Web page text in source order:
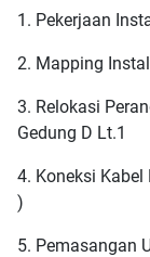
1. Pekerjaan
2. Mapping
3. Relokasi
Gedung D Lt.1
4. Koneksi
)
5. Pemasangan